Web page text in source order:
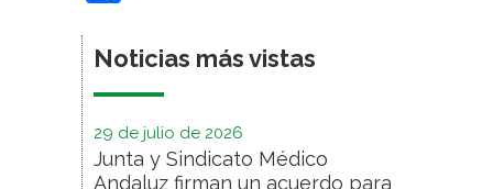
Noticias más vistas
29 de julio de 2026
Junta y Sindicato Médico
Andaluz firman un acuerdo para